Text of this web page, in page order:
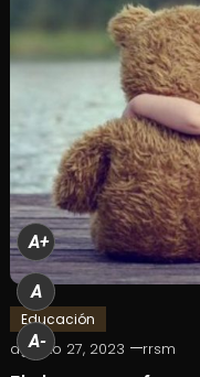
Educación
agosto 27, 2023 rrsm
A+
A
A-